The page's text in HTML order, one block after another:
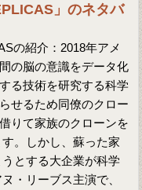
」のネタバ
の紹介：2018年アメ
の脳の意識をデータ化
る技術を研究する科学
せるため同僚のクロー
りて家族のクローンを
。しかし、蘇った家
とする大企業が科学
・リーブス主演で、